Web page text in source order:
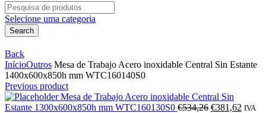
Search
for:
Selecione uma categoria
Search
Back
InícioOutros Mesa de Trabajo Acero inoxidable Central Sin Estante
1400x600x850h mm WTC160140S0
Previous product
Mesa de Trabajo Acero inoxidable Central Sin
Estante 1300x600x850h mm WTC160130S0 €534,26 O
€381,62 O
IVA